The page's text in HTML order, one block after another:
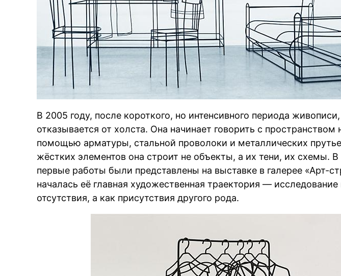
В 2005 году, после короткого, но интенсивного периода
отказывается от холста. Она начинает говорить с
помощью арматуры, стальной проволоки и металлических
жёстких элементов она строит не объекты, а их тени, их схемы. В
первые работы были представлены на выставке в галерее «Арт-
началась её главная художественная траектория — исследование
отсутствия, а как присутствия другого рода.